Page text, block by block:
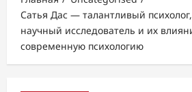
Сатья Дас — талантливый
научный исследователь и их
современную психологию